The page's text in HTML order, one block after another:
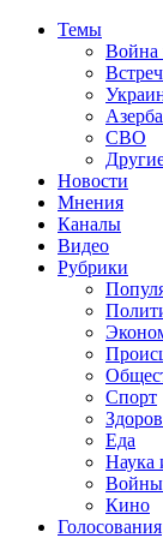
Темы
Война
СВО
Новости
Мнения
Каналы
Видео
Рубрики
Спорт
Еда
Наука
Войны
Кино
Голосования